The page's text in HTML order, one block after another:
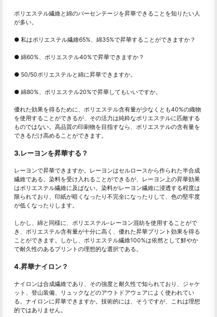
ポリエステル繊維と綿のパーセンテージを昇華できることを知りたい人
が多い。
● 私はポリエステル繊維65%、綿35%で昇華することができますか？
● 綿60%、ポリエステル40%で昇華できますか？
● 50/50ポリエステルと綿に昇華できますか。
● 綿80%、ポリエステル20%で昇華してもいいですか。
優れた効果を得るために、ポリエステル含有量が少なくとも40%の織物
を使用することができるが、その活力は純粋なポリエステルに匹敵する
ものではない。高品質の印刷物を目指すなら、ポリエステルの含有量を
できるだけ高めることができます。
3.レーヨンを昇華する？
レーヨンで昇華できますか。レーヨンはセルロースから作られた半合成
繊維である。染料を受け入れることができるが、レーヨン上の昇華効果
はポリエステル繊維に及ばない。染料がレーヨン繊維に浸透する程度は
限られており、印紙が暗くなったり不完全になったりして、色の堅牢度
が低くなったりします。
しかし、綿と同様に、ポリエステル-レーヨン混紡を使用することがで
き、ポリエステル含有量が十分に高く、優れた昇華プリント効果を得る
ことができます。しかし、ポリエステル繊維100%は依然として鮮やか
で耐久性のあるプリントの理想的な選択である。
4.昇華ナイロン？
ナイロンは合成繊維であり、その強度と耐久性で知られており、ジャケ
ット、登山装備、リュックなどのアウトドアウェアによく使われてい
る。ナイロンに昇華できますか。技術的には、そうですが、これは理想
的ではありません。